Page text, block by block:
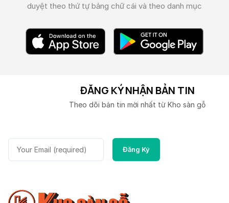
duyệt theo thứ tự bảng chữ cái và theo danh mục
ĐĂNG KÝ NHẬN BẢN TIN
Theo dõi bản tin mời nhất từ Kho sàn gỗ